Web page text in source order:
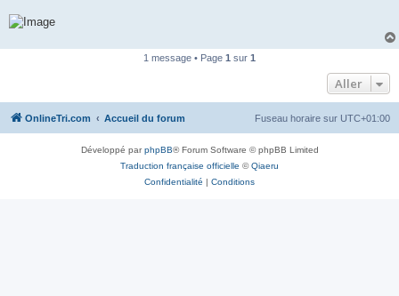
1 message • Page 1 sur 1
Aller
OnlineTri.com Accueil du forum Fuseau horaire sur UTC+01:00
Développé parphpBB® Forum Software © phpBB Limited
Traduction française officielle ©Qiaeru
Confidentialité | Conditions